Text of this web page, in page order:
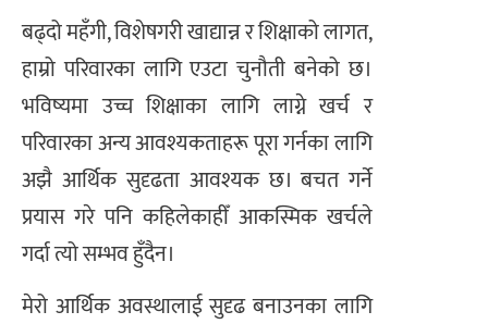
बढ्दो महँगी, विशेषगरी खाद्यान्न र शिक्षाको लागत,
हाम्रो परिवारका लागि एउटा चुनौती बनेको छ।
भविष्यमा उच्च शिक्षाका लागि लाग्ने खर्च र
परिवारका अन्य आवश्यकताहरू पूरा गर्नका लागि
अझै आर्थिक सुदृढता आवश्यक छ। बचत गर्ने
प्रयास गरे पनि कहिलेकाहीँ आकस्मिक खर्चले
गर्दा त्यो सम्भव हुँदैन।
मेरो आर्थिक अवस्थालाई सुदृढ बनाउनका लागि